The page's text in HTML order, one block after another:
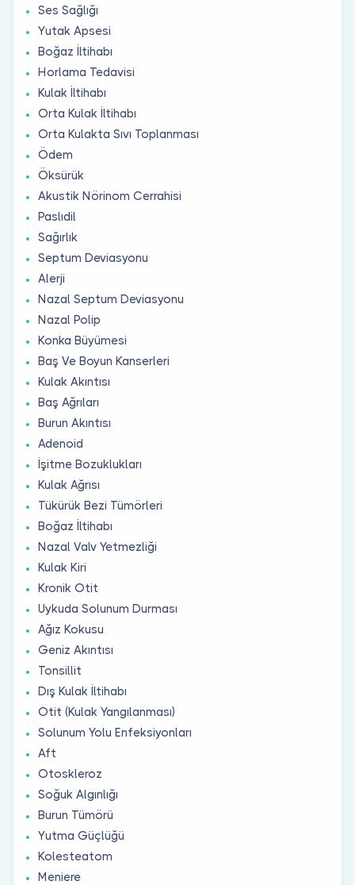
Ses Sağlığı
Yutak Apsesi
Boğaz İltihabı
Horlama Tedavisi
Kulak İltihabı
Orta Kulak İltihabı
Orta Kulakta Sıvı Toplanması
Ödem
Öksürük
Akustik Nörinom Cerrahisi
Paslıdil
Sağırlık
Septum Deviasyonu
Alerji
Nazal Septum Deviasyonu
Nazal Polip
Konka Büyümesi
Baş Ve Boyun Kanserleri
Kulak Akıntısı
Baş Ağrıları
Burun Akıntısı
Adenoid
İşitme Bozuklukları
Kulak Ağrısı
Tükürük Bezi Tümörleri
Boğaz İltihabı
Nazal Valv Yetmezliği
Kulak Kiri
Kronik Otit
Uykuda Solunum Durması
Ağız Kokusu
Geniz Akıntısı
Tonsillit
Dış Kulak İltihabı
Otit (Kulak Yangılanması)
Solunum Yolu Enfeksiyonları
Aft
Otoskleroz
Soğuk Algınlığı
Burun Tümörü
Yutma Güçlüğü
Kolesteatom
Meniere